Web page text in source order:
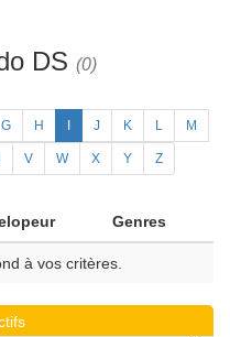
DS (0)
G H J K L M
V W X Y Z
Genres
à vos critères.